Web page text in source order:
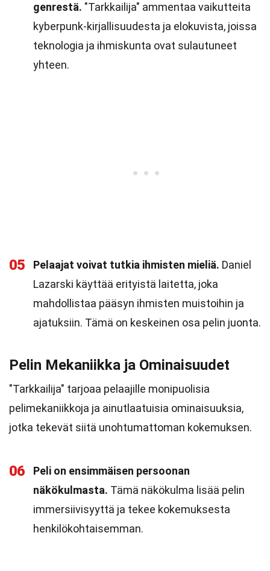
genrestä. "Tarkkailija" ammentaa vaikutteita
kyberpunk-kirjallisuudesta ja elokuvista, joissa
teknologia ja ihmiskunta ovat sulautuneet
yhteen.
05 Pelaajat voivat tutkia ihmisten mieliä. Daniel
Lazarski käyttää erityistä laitetta, joka
mahdollistaa pääsyn ihmisten muistoihin ja
ajatuksiin. Tämä on keskeinen osa pelin juonta.
Pelin Mekaniikka ja Ominaisuudet
"Tarkkailija" tarjoaa pelaajille monipuolisia
pelimekaniikkoja ja ainutlaatuisia ominaisuuksia,
jotka tekevät siitä unohtumattoman kokemuksen.
06
Peli on ensimmäisen persoonan
näkökulmasta. Tämä näkökulma lisää pelin
immersiivisyyttä ja tekee kokemuksesta
henkilökohtaisemman.